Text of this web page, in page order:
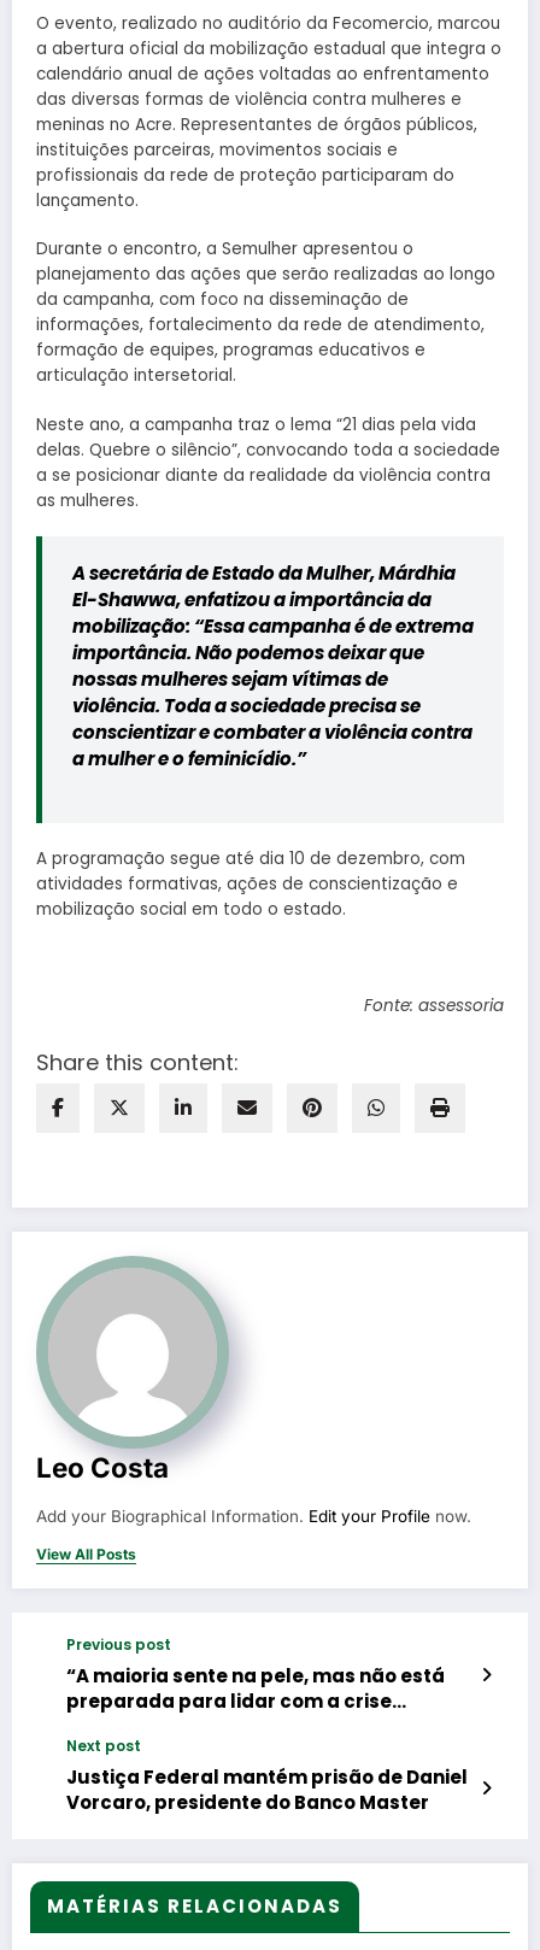
O evento, realizado no auditório da Fecomercio, marcou
a abertura oficial da mobilização estadual que integra o
calendário anual de ações voltadas ao enfrentamento
das diversas formas de violência contra mulheres e
meninas no Acre. Representantes de órgãos públicos,
instituições parceiras, movimentos sociais e
profissionais da rede de proteção participaram do
lançamento.
Durante o encontro, a Semulher apresentou o
planejamento das ações que serão realizadas ao longo
da campanha, com foco na disseminação de
informações, fortalecimento da rede de atendimento,
formação de equipes, programas educativos e
articulação intersetorial.
Neste ano, a campanha traz o lema “21 dias pela vida
delas. Quebre o silêncio”, convocando toda a sociedade
a se posicionar diante da realidade da violência contra
as mulheres.
A secretária de Estado da Mulher, Márdhia
El-Shawwa, enfatizou a importância da
mobilização: “Essa campanha é de extrema
importância. Não podemos deixar que
nossas mulheres sejam vítimas de
violência. Toda a sociedade precisa se
conscientizar e combater a violência contra
a mulher e o feminicídio.”
A programação segue até dia 10 de dezembro, com
atividades formativas, ações de conscientização e
mobilização social em todo o estado.
Fonte: assessoria
Share this content:
Leo Costa
Add your Biographical Information. Edit your Profile now.
View All Posts
Previous post
“A maioria sente na pele, mas não está
preparada para lidar com a crise
pesquisa que revela desconhecimento
da COP por 9 entre cada 10 estudantes
Next post
Justiça Federal mantém prisão de Daniel
Vorcaro, presidente do Banco Master
MATÉRIAS RELACIONADAS